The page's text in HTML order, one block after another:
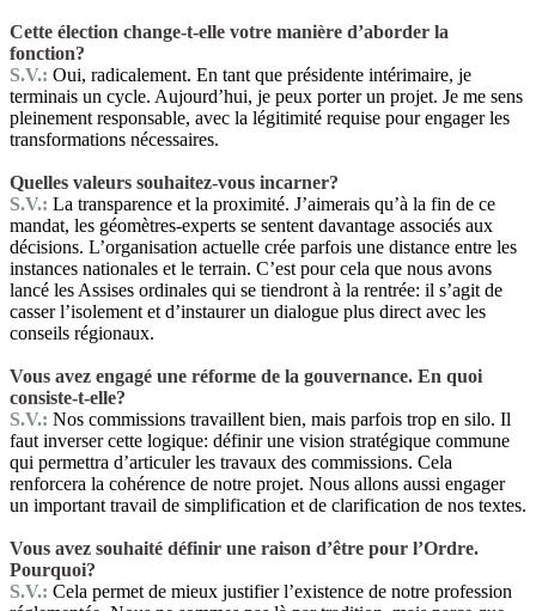
Cette élection change-t-elle votre manière d’aborder la
fonction?
S.V.: Oui, radicalement. En tant que présidente intérimaire, je
terminais un cycle. Aujourd’hui, je peux porter un projet. Je me sens
pleinement responsable, avec la légitimité requise pour engager les
transformations nécessaires.
Quelles valeurs souhaitez-vous incarner?
S.V.: La transparence et la proximité. J’aimerais qu’à la fin de ce
mandat, les géomètres-experts se sentent davantage associés aux
décisions. L’organisation actuelle crée parfois une distance entre les
instances nationales et le terrain. C’est pour cela que nous avons
lancé les Assises ordinales qui se tiendront à la rentrée: il s’agit de
casser l’isolement et d’instaurer un dialogue plus direct avec les
conseils régionaux.
Vous avez engagé une réforme de la gouvernance. En quoi
consiste-t-elle?
S.V.: Nos commissions travaillent bien, mais parfois trop en silo. Il
faut inverser cette logique: définir une vision stratégique commune
qui permettra d’articuler les travaux des commissions. Cela
renforcera la cohérence de notre projet. Nous allons aussi engager
un important travail de simplification et de clarification de nos textes.
Vous avez souhaité définir une raison d’être pour l’Ordre.
Pourquoi?
S.V.: Cela permet de mieux justifier l’existence de notre profession